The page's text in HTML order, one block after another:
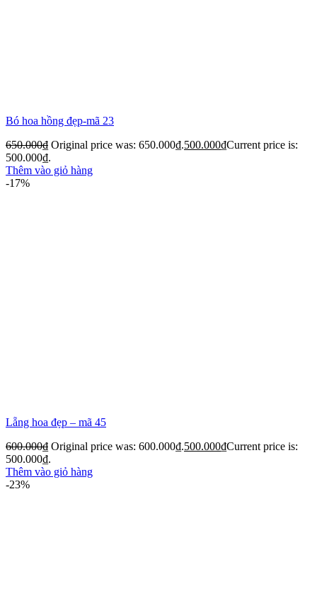
Bó hoa hồng đẹp-mã 23
650.000₫ Original price was: 650.000₫.500.000₫Current price is:
500.000₫.
Thêm vào giỏ hàng
-17%
Lẵng hoa đẹp – mã 45
600.000₫ Original price was: 600.000₫.500.000₫Current price is:
500.000₫.
Thêm vào giỏ hàng
-23%